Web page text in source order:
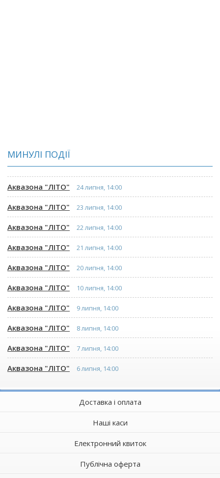
МИНУЛІ ПОДІЇ
Аквазона "ЛІТО" 24 липня, 14:00
Аквазона "ЛІТО" 23 липня, 14:00
Аквазона "ЛІТО" 22 липня, 14:00
Аквазона "ЛІТО" 21 липня, 14:00
Аквазона "ЛІТО" 20 липня, 14:00
Аквазона "ЛІТО" 10 липня, 14:00
Аквазона "ЛІТО" 9 липня, 14:00
Аквазона "ЛІТО" 8 липня, 14:00
Аквазона "ЛІТО" 7 липня, 14:00
Аквазона "ЛІТО" 6 липня, 14:00
Доставка і оплата
Наші каси
Електронний квиток
Публічна оферта